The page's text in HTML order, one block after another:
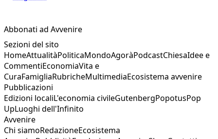
Abbonati ad Avvenire
Sezioni del sito
HomeAttualitàPoliticaMondoAgoràPodcastChiesaIdee e
CommentiEconomiaVita e
CuraFamigliaRubricheMultimediaEcosistema avvenire
Pubblicazioni
Edizioni localiL'economia civileGutenbergPopotusPop
UpLuoghi dell'Infinito
Avvenire
Chi siamoRedazioneEcosistema